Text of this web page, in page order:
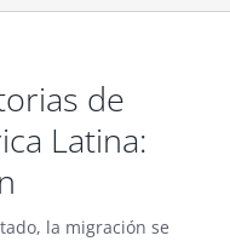
de
Latina:
la migración se